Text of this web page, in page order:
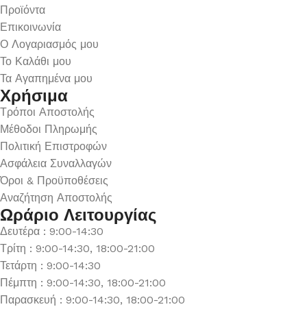
Προϊόντα
Επικοινωνία
Ο Λογαριασμός μου
Το Καλάθι μου
Τα Αγαπημένα μου
Χρήσιμα
Τρόποι Αποστολής
Μέθοδοι Πληρωμής
Πολιτική Επιστροφών
Ασφάλεια Συναλλαγών
Όροι & Προϋποθέσεις
Αναζήτηση Αποστολής
Ωράριο Λειτουργίας
Δευτέρα : 9:00-14:30
Τρίτη : 9:00-14:30, 18:00-21:00
Τετάρτη : 9:00-14:30
Πέμπτη : 9:00-14:30, 18:00-21:00
Παρασκευή : 9:00-14:30, 18:00-21:00